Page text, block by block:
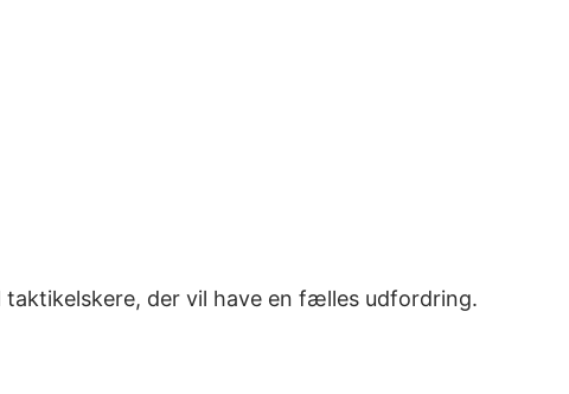
der vil have en fælles udfordring.